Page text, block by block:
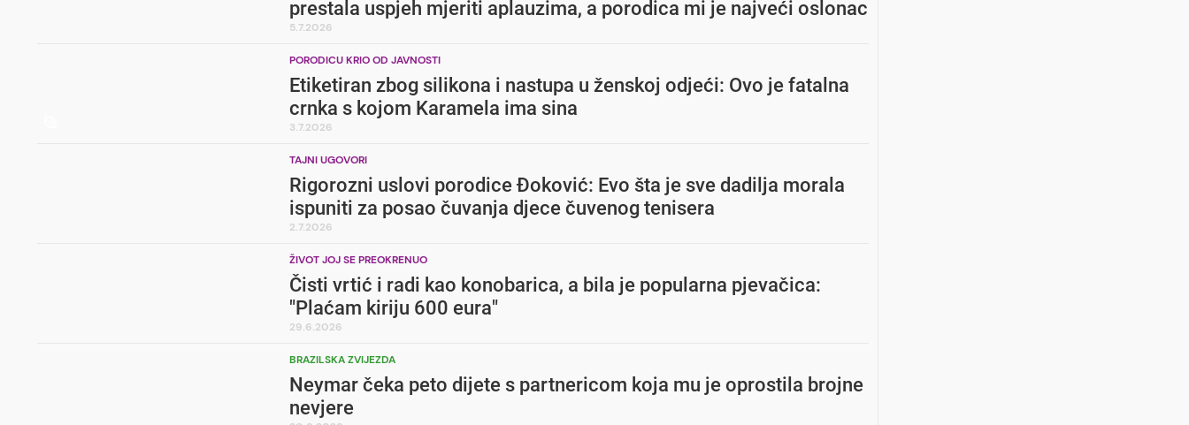
prestala uspjeh mjeriti aplauzima, a porodica mi je najveći oslonac
5.7.2026
PORODICU KRIO OD JAVNOSTI
Etiketiran zbog silikona i nastupa u ženskoj odjeći: Ovo je fatalna
crnka s kojom Karamela ima sina
3.7.2026
TAJNI UGOVORI
Rigorozni uslovi porodice Đoković: Evo šta je sve dadilja morala
ispuniti za posao čuvanja djece čuvenog tenisera
2.7.2026
ŽIVOT JOJ SE PREOKRENUO
Čisti vrtić i radi kao konobarica, a bila je popularna pjevačica:
"Plaćam kiriju 600 eura"
29.6.2026
BRAZILSKA ZVIJEZDA
Neymar čeka peto dijete s partnericom koja mu je oprostila brojne
nevjere